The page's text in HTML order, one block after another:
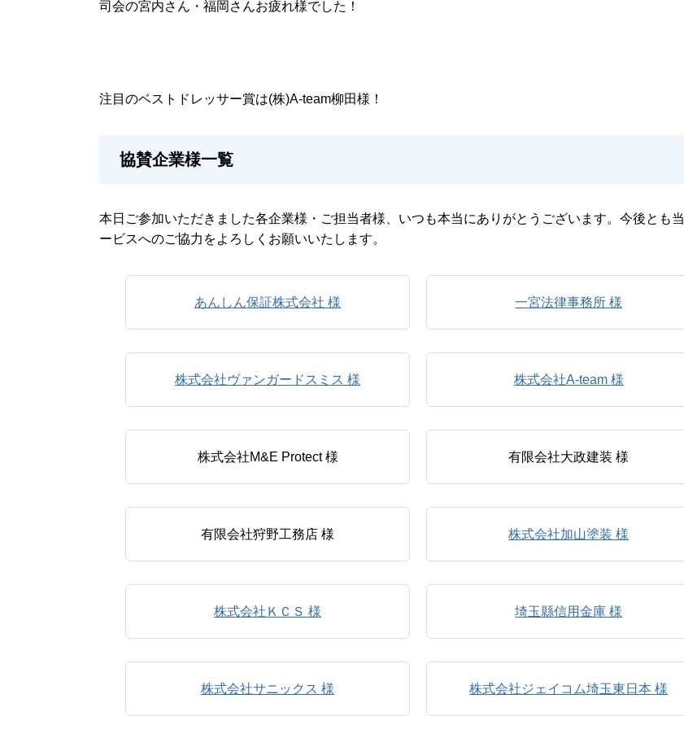
司会の宮内さん・福岡さんお疲れ様でした！
注目のベストドレッサー賞は(株)A-team柳田様！
協賛企業様一覧
本日ご参加いただきました各企業様・ご担当者様、いつも本当にありがとうございます。今後とも
ービスへのご協力をよろしくお願いいたします。
あんしん保証株式会社 様 一宮法律事務所 様
株式会社ヴァンガードスミス 様 株式会社A-team 様
株式会社M&E Protect 様 有限会社大政建装 様
有限会社狩野工務店 様 株式会社加山塗装 様
株式会社ＫＣＳ 様 埼玉縣信用金庫 様
株式会社サニックス 様 株式会社ジェイコム埼玉東日本 様